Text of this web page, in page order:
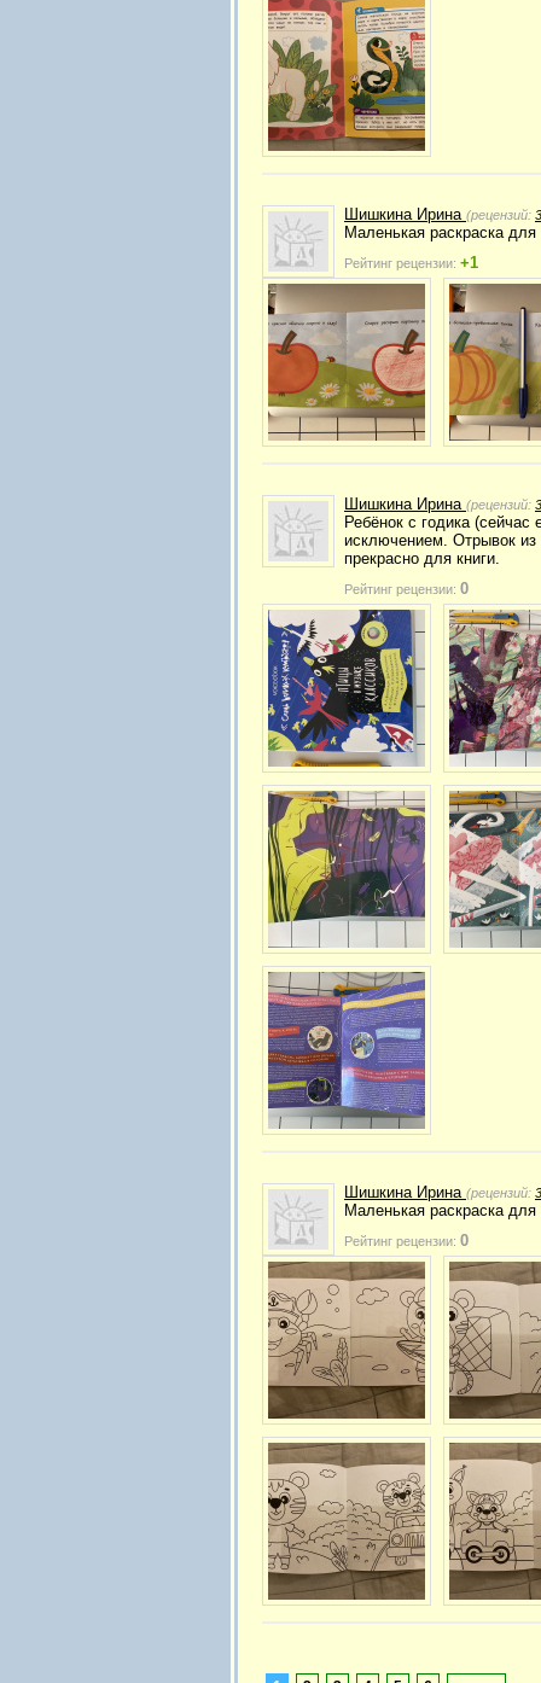
Шишкина Ирина (рецензий:
Маленькая раскраска
Рейтинг рецензии: +1
Шишкина Ирина (рецензий:
Ребёнок с годика
исключением. Отрывок из
прекрасно для книги.
Рейтинг рецензии: 0
Шишкина Ирина (рецензий:
Маленькая раскраска
Рейтинг рецензии: 0